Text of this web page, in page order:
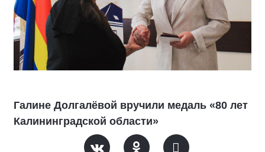
Галине Долгалёвой вручили медаль «80 лет
Калининградской области»